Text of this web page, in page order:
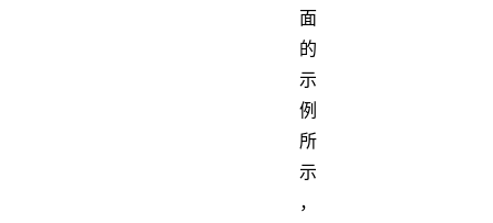
面
的
示
例
所
示
，